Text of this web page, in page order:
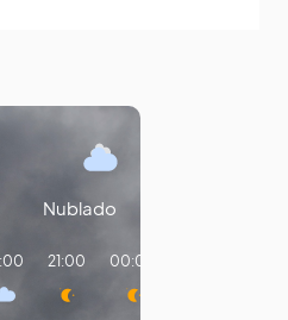
Nublado
21:00 00:00